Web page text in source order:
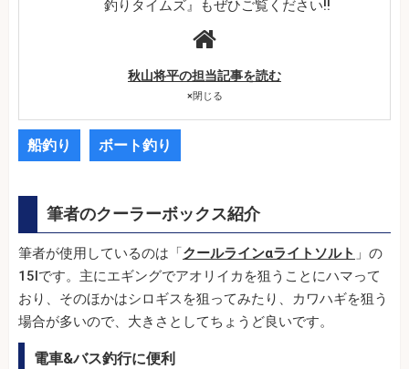
釣りタイムズ』もぜひご覧ください!!
秋山将平の担当記事を読む
×閉じる
船釣り ボート釣り
筆者のクーラーボックス紹介
筆者が使用しているのは「クールラインαライトソルト 」の
15lです。主にエギングでアオリイカを狙うことにハマって
おり、そのほかはシロギスを狙ってみたり、カワハギを狙う
場合が多いので、大きさとしてちょうど良いです。
電車&バス釣行に便利